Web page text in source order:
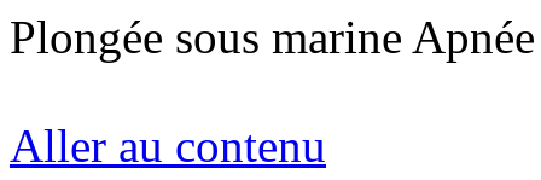
Plongée sous marine
Aller au contenu